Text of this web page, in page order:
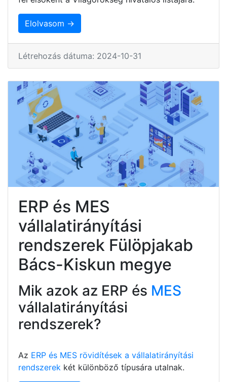
Elolvasom →
Létrehozás dátuma: 2024-10-31
ERP és MES
vállalatirányítási
rendszerek Fülöpjakab
Bács-Kiskun megye
Mik azok az ERP és MES
vállalatirányítási
rendszerek?
Az ERP és MES rövidítések a vállalatirányítási
rendszerek két különböző típusára utalnak.